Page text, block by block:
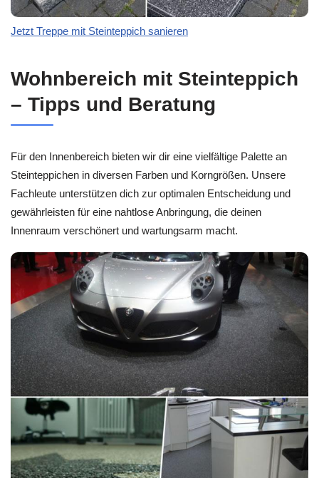
Jetzt Treppe mit Steinteppich sanieren
Wohnbereich mit Steinteppich
– Tipps und Beratung
Für den Innenbereich bieten wir dir eine vielfältige Palette an
Steinteppichen in diversen Farben und Korngrößen. Unsere
Fachleute unterstützen dich zur optimalen Entscheidung und
gewährleisten für eine nahtlose Anbringung, die deinen
Innenraum verschönert und wartungsarm macht.